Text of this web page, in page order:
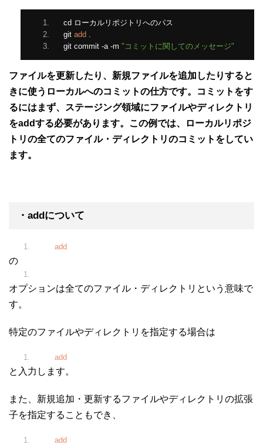
cd ローカルリポジトリへのパス
git add
git commit -a -m "コミットに関してのメッセージ"
ファイルを更新したり、新規ファイルを追加したりすると
きに使うローカルへのコミットの仕方です。コミットをす
るにはまず、ステージング領域にファイルやディレクトリ
をaddする必要があります。この例では、ローカルリポジ
トリの全てのファイル・ディレクトリのコミットをしてい
ます。
・addについて
add
の
オプションは全てのファイル・ディレクトリという意味で
す。
特定のファイルやディレクトリを指定する場合は
add
と入力します。
また、新規追加・更新するファイルやディレクトリの拡張
子を指定することもでき、
add